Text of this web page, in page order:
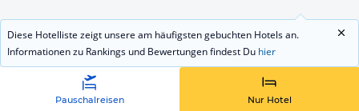
Diese Hotelliste zeigt unsere am häufigsten gebuchten Hotels an.
Informationen zu Rankings und Bewertungen findest Du hier
Pauschalreisen Nur Hotel